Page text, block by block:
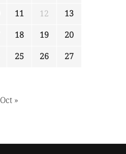
11 12
13
18 19
20
25 26
27
Oct »